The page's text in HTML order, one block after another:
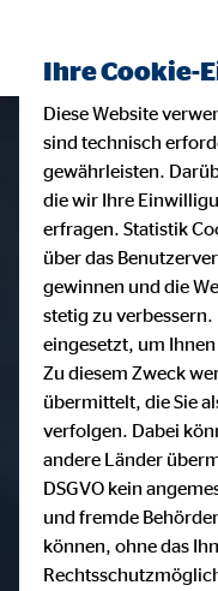
Ihre Cookie-
Diese Website
sind technisch
gewährleisten.
die wir Ihre
erfragen. Statistik
über das
gewinnen und die
stetig zu
eingesetzt, um
Zu diesem Zweck
übermittelt, die Sie
verfolgen. Dabei
andere Länder
DSGVO kein
und fremde
können, ohne das